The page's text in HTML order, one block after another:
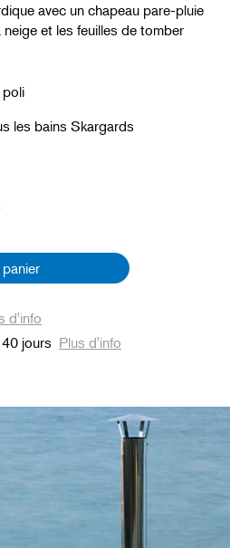
avec un chapeau pare-pluie
et les feuilles de tomber
poli
les bains Skargards
d'info
jours Plus d'info